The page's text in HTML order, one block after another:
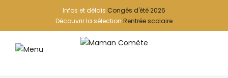
Infos et délais Congés d'été 2026
Découvrir la sélection Rentrée scolaire